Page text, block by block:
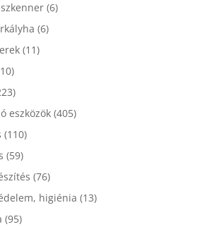
(6)
(6)
(11)
eszközök (405)
(110)
(59)
(76)
higiénia (13)
(95)